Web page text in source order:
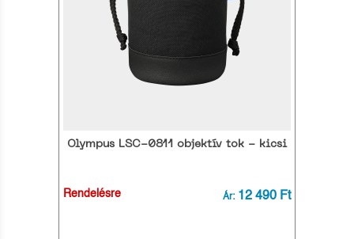
Olympus LSC-0811 objektív tok - kicsi
Rendelésre Ár: 12 490 Ft